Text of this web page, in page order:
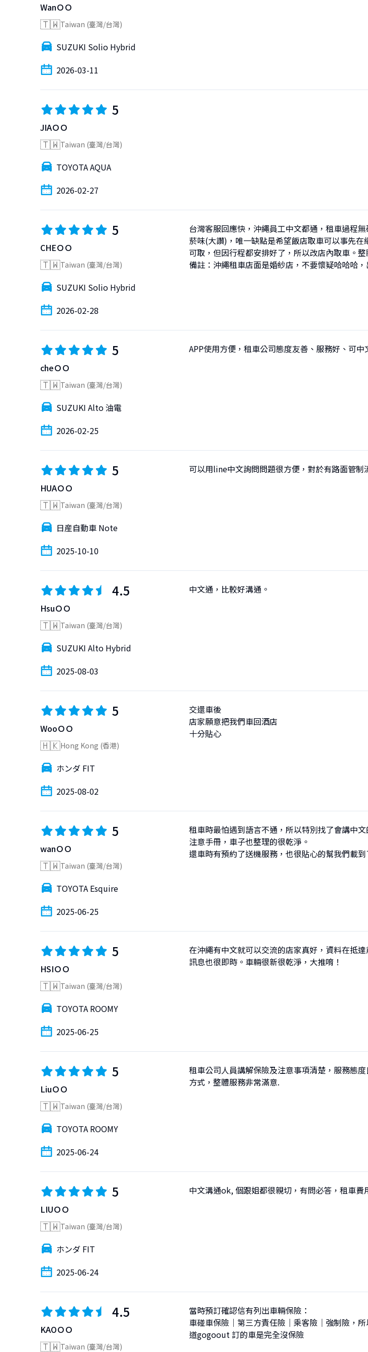
WanＯＯ
🇹🇼Taiwan (臺灣/台灣)
SUZUKI Solio Hybrid
2026-03-11
5
JIAＯＯ
🇹🇼Taiwan (臺灣/台灣)
TOYOTA AQUA
2026-02-27
5
CHEＯＯ
🇹🇼Taiwan (臺灣/台灣)
SUZUKI Solio Hybrid
2026-02-28
台灣客服回應快，沖繩員工中文都通，租車過程
菸味(大讚)，唯一缺點是希望飯店取車可以事先
可取，但因行程都安排好了，所以改店內取車。
備註：沖繩租車店面是婚紗店，不要懷疑哈哈哈
5
cheＯＯ
🇹🇼Taiwan (臺灣/台灣)
SUZUKI Alto 油電
2026-02-25
APP使用方便，租車公司態度友善、服務好、可
5
HUAＯＯ
🇹🇼Taiwan (臺灣/台灣)
日産自動車 Note
2025-10-10
可以用line中文詢問問題很方便，對於有路面管
4.5
HsuＯＯ
🇹🇼Taiwan (臺灣/台灣)
SUZUKI Alto Hybrid
2025-08-03
中文通，比較好溝通。
5
WooＯＯ
🇭🇰Hong Kong (香港)
ホンダ FIT
2025-08-02
交還車後
店家願意把我們車回酒店
十分貼心
5
wanＯＯ
🇹🇼Taiwan (臺灣/台灣)
TOYOTA Esquire
2025-06-25
租車時最怕遇到語言不通，所以特別找了會講中
注意手冊，車子也整理的很乾淨。
還車時有預約了送機服務，也很貼心的幫我們載
5
HSIＯＯ
🇹🇼Taiwan (臺灣/台灣)
TOYOTA ROOMY
2025-06-25
在沖繩有中文就可以交流的店家真好，資料在抵
訊息也很即時。車輛很新很乾淨，大推唷！
5
LiuＯＯ
🇹🇼Taiwan (臺灣/台灣)
TOYOTA ROOMY
2025-06-24
租車公司人員講解保險及注意事項清楚，服務態
方式，整體服務非常滿意.
5
LIUＯＯ
🇹🇼Taiwan (臺灣/台灣)
ホンダ FIT
2025-06-24
中文溝通ok, 個跟姐都很親切，有問必答，租車費
4.5
KAOＯＯ
🇹🇼Taiwan (臺灣/台灣)
當時預訂確認信有列出車輛保險：
車碰車保險｜第三方責任險｜乘客險｜強制險，
道gogoout 訂的車是完全沒保險